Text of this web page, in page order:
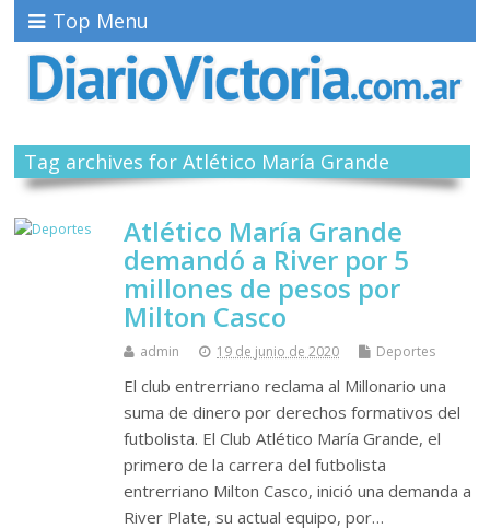
Top Menu
Tag archives for Atlético María Grande
Atlético María Grande
demandó a River por 5
millones de pesos por
Milton Casco
admin 19 de junio de 2020 Deportes
El club entrerriano reclama al Millonario una
suma de dinero por derechos formativos del
futbolista. El Club Atlético María Grande, el
primero de la carrera del futbolista
entrerriano Milton Casco, inició una demanda a
River Plate, su actual equipo, por…